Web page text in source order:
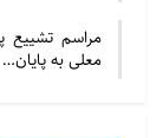
مراسم تشییع
معلی به پایان…